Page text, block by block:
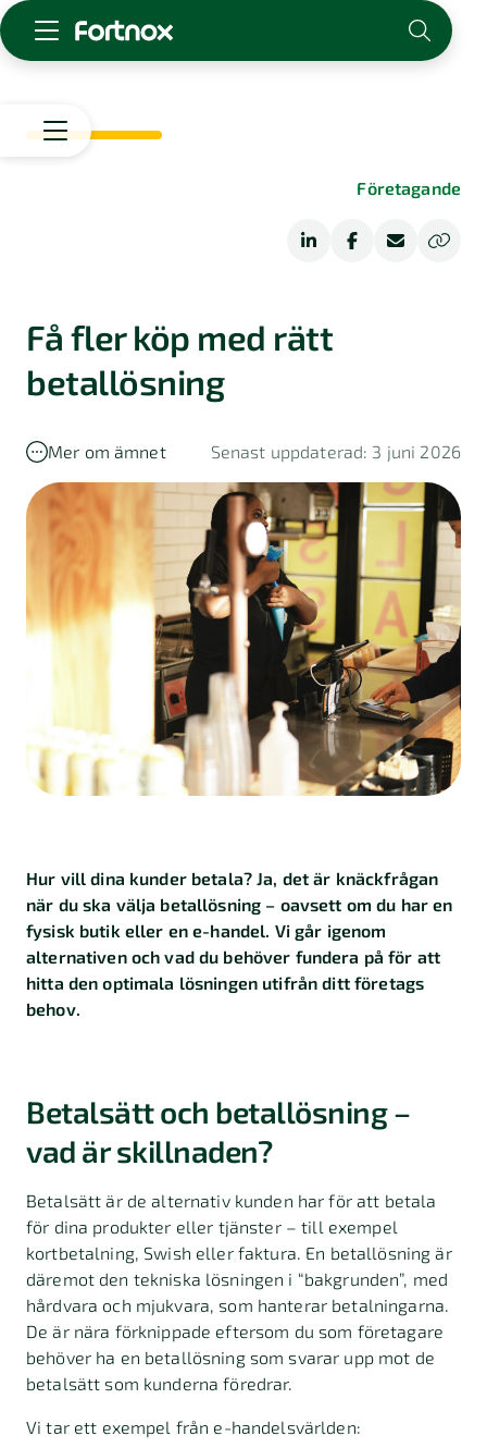
Skaffa Fortnox
Om Fortnox
Karriär
Kontakt
Bransch
Kundberättelser
Tips
Bokföring
Finansiering
Skatt
Företagande
Marknadsföring
Import
och
export
Ekonomisk
ordlista
Bokföringstips
Kalkylatorer
Företagande
Få fler köp med rätt
betallösning
Mer om ämnet Senast uppdaterad: 3 juni 2026
Hur vill dina kunder betala? Ja, det är knäckfrågan
när du ska välja betallösning – oavsett om du har en
fysisk butik eller en e-handel. Vi går igenom
alternativen och vad du behöver fundera på för att
hitta den optimala lösningen utifrån ditt företags
behov.
Betalsätt och betallösning –
vad är skillnaden?
Betalsätt är de alternativ kunden har för att betala
för dina produkter eller tjänster – till exempel
kortbetalning, Swish eller faktura. En betallösning är
däremot den tekniska lösningen i “bakgrunden”, med
hårdvara och mjukvara, som hanterar betalningarna.
De är nära förknippade eftersom du som företagare
behöver ha en betallösning som svarar upp mot de
betalsätt som kunderna föredrar.
Vi tar ett exempel från e-handelsvärlden: